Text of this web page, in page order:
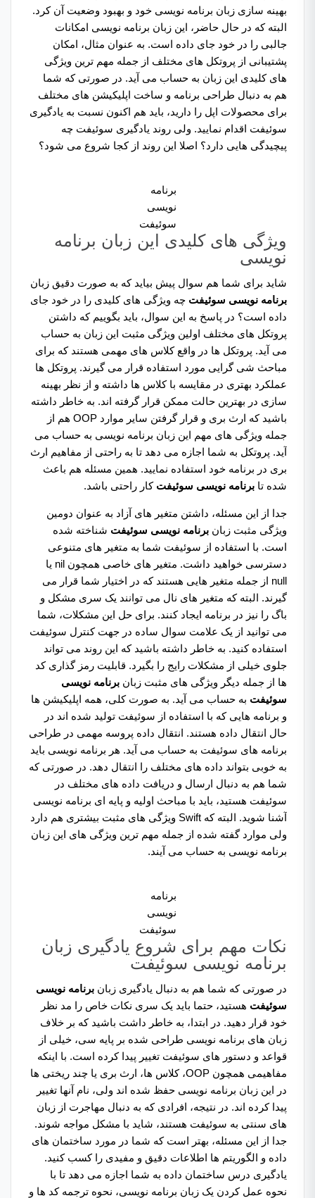
بهینه سازی زبان برنامه نویسی خود و بهبود وضعیت آن کرد.
البته که در حال حاضر، این زبان برنامه نویسی امکانات
جالبی را در خود جای داده است. به عنوان مثال، امکان
پشتیبانی از پروتکل های مختلف از جمله مهم ترین ویژگی
های کلیدی این زبان به حساب می آید. در صورتی که شما
هم به دنبال طراحی برنامه و ساخت اپلیکیشن های مختلف
برای محصولات اپل را دارید، باید هم اکنون نسبت به یادگیری
سوئیفت اقدام نمایید. ولی روند یادگیری سوئیفت چه
پیچیدگی هایی دارد؟ اصلا این روند از کجا شروع می شود؟
برنامه
نویسی
سوئیفت
ویژگی های کلیدی این زبان برنامه
نویسی
شاید برای شما هم سوال پیش بیاید که به صورت دقیق زبان
برنامه نویسی سوئیفت چه ویژگی های کلیدی را در خود جای
داده است؟ در پاسخ به این سوال، باید بگوییم که داشتن
پروتکل های مختلف اولین ویژگی مثبت این زبان به حساب
می آید. پروتکل ها در واقع کلاس های مهمی هستند که برای
مباحث شی گرایی مورد استفاده قرار می گیرند. پروتکل ها
عملکرد بهتری در مقایسه با کلاس ها داشته و از نظر بهینه
سازی در بهترین حالت ممکن قرار گرفته اند. به خاطر داشته
باشید که ارث بری و قرار گرفتن سایر موارد OOP هم از
جمله ویژگی های مهم این زبان برنامه نویسی به حساب می
آید. پروتکل به شما اجازه می دهد تا به راحتی از مفاهیم ارث
بری در برنامه خود استفاده نمایید. همین مسئله هم باعث
شده تا برنامه نویسی سوئیفت کار راحتی باشد.
جدا از این مسئله، داشتن متغیر های آزاد به عنوان دومین
ویژگی مثبت زبان برنامه نویسی سوئیفت شناخته شده
است. با استفاده از سوئیفت شما به متغیر های متنوعی
دسترسی خواهید داشت. متغیر های خاصی همچون nil یا
null از جمله متغیر هایی هستند که در اختیار شما قرار می
گیرند. البته که متغیر های نال می توانند یک سری مشکل و
باگ را نیز در برنامه ایجاد کنند. برای حل این مشکلات، شما
می توانید از یک علامت سوال ساده در جهت کنترل سوئیفت
استفاده کنید. به خاطر داشته باشید که این روند می تواند
جلوی خیلی از مشکلات رایج را بگیرد. قابلیت رمز گذاری کد
ها از جمله دیگر ویژگی های مثبت زبان برنامه نویسی
سوئیفت به حساب می آید. به صورت کلی، همه اپلیکیشن ها
و برنامه هایی که با استفاده از سوئیفت تولید شده اند در
حال انتقال داده هستند. انتقال داده پروسه مهمی در طراحی
برنامه های سوئیفت به حساب می آید. هر برنامه نویسی باید
به خوبی بتواند داده های مختلف را انتقال دهد. در صورتی که
شما هم به دنبال ارسال و دریافت داده های مختلف در
سوئیفت هستید، باید با مباحث اولیه و پایه ای برنامه نویسی
آشنا شوید. البته که Swift ویژگی های مثبت بیشتری هم دارد
ولی موارد گفته شده از جمله مهم ترین ویژگی های این زبان
برنامه نویسی به حساب می آیند.
برنامه
نویسی
سوئیفت
نکات مهم برای شروع یادگیری زبان
برنامه نویسی سوئیفت
در صورتی که شما هم به دنبال یادگیری زبان برنامه نویسی
سوئیفت هستید، حتما باید یک سری نکات خاص را مد نظر
خود قرار دهید. در ابتدا، به خاطر داشت باشید که بر خلاف
زبان های برنامه نویسی طراحی شده بر پایه سی، خیلی از
قواعد و دستور های سوئیفت تغییر پیدا کرده است. با اینکه
مفاهیمی همچون OOP، کلاس ها، ارث بری یا چند ریختی ها
در این زبان برنامه نویسی حفظ شده اند ولی، نام آنها تغییر
پیدا کرده اند. در نتیجه، افرادی که به دنبال مهاجرت از زبان
های سنتی به سوئیفت هستند، شاید با مشکل مواجه شوند.
جدا از این مسئله، بهتر است که شما در مورد ساختمان های
داده و الگوریتم ها اطلاعات دقیق و مفیدی را کسب کنید.
یادگیری درس ساختمان داده به شما اجازه می دهد تا با
نحوه عمل کردن یک زبان برنامه نویسی، نحوه ترجمه کد ها و